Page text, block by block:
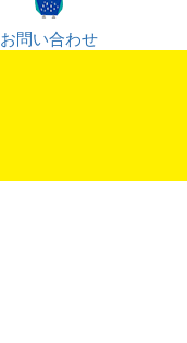
お問い合わせ